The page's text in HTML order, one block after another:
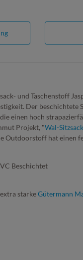
und Taschenstoff
Der beschichtete
einen hoch
Projekt, "Wal-Sitzsack
Outdoorstoff hat einen
Beschichtet
starkeGütermann